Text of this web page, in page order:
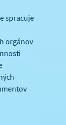
spracuje
orgánov